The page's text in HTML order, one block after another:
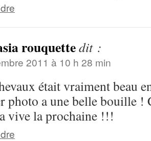
rouquettedit :
2011 à 10 h 28 min
était vraiment beau
photo a une belle bouille !
vive la prochaine !!!